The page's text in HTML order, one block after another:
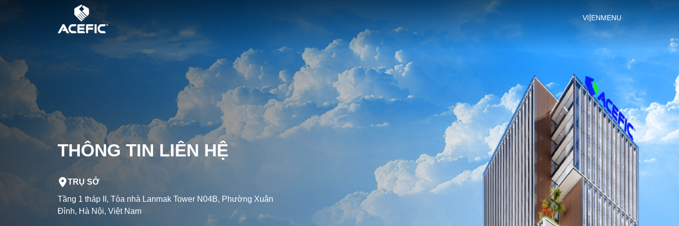
VI ENMENU
THÔNG TIN LIÊN HỆ
TRỤ SỞ
Tầng 1 tháp II, Tòa nhà Lanmak Tower N04B, Phường Xuân
Đỉnh, Hà Nội, Việt Nam